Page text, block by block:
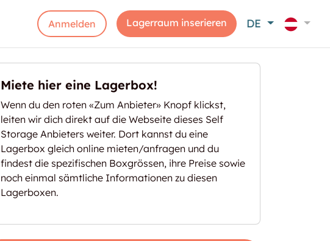
Anmelden Lagerraum inserieren DE
Miete hier eine Lagerbox!
Wenn du den roten «Zum Anbieter» Knopf klickst,
leiten wir dich direkt auf die Webseite dieses Self
Storage Anbieters weiter. Dort kannst du eine
Lagerbox gleich online mieten/anfragen und du
findest die spezifischen Boxgrössen, ihre Preise sowie
noch einmal sämtliche Informationen zu diesen
Lagerboxen.